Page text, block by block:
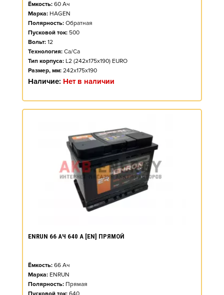
Ёмкость: 60 Ач
Марка: HAGEN
Полярность: Обратная
Пусковой ток: 500
Вольт: 12
Технология: Ca/Ca
Тип корпуса: L2 (242x175x190) EURO
Размер, мм: 242x175x190
Наличие: Нет в наличии
ENRUN 66 АЧ 640 А [EN] ПРЯМОЙ
Ёмкость: 66 Ач
Марка: ENRUN
Полярность: Прямая